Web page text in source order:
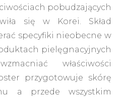
pobudzających
się w Korei. Skład
specyfiki nieobecne w
pielęgnacyjnych
właściwości
przygotowuje skórę
a przede wszystkim